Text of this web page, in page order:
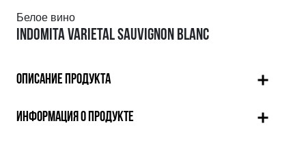
Белое вино
INDOMITA VARIETAL SAUVIGNON BLANC
ОПИСАНИЕ ПРОДУКТА
ИНФОРМАЦИЯ О ПРОДУКТЕ